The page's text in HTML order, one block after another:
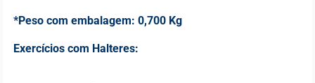
*Peso com embalagem: 0,700 Kg
Exercícios com Halteres: